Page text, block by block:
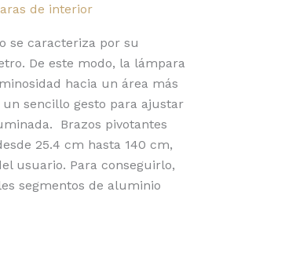
de interior
se caracteriza por su
De este modo, la lámpara
hacia un área más
sencillo gesto para ajustar
Brazos pivotantes
25.4 cm hasta 140 cm,
usuario. Para conseguirlo,
segmentos de aluminio